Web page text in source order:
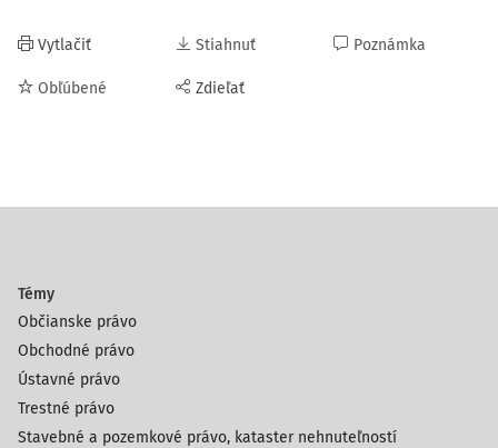
Vytlačiť
Obľúbené
Stiahnuť
Zdieľať
Poznámka
Témy
Občianske právo
Obchodné právo
Ústavné právo
Trestné právo
Stavebné a pozemkové právo, kataster nehnuteľností